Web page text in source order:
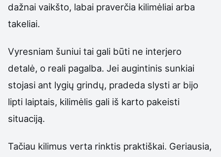
dažnai vaikšto, labai praverčia kilimėliai arba
takeliai.
Vyresniam šuniui tai gali būti ne interjero
detalė, o reali pagalba. Jei augintinis sunkiai
stojasi ant lygių grindų, pradeda slysti ar bijo
lipti laiptais, kilimėlis gali iš karto pakeisti
situaciją.
Tačiau kilimus verta rinktis praktiškai. Geriausia,